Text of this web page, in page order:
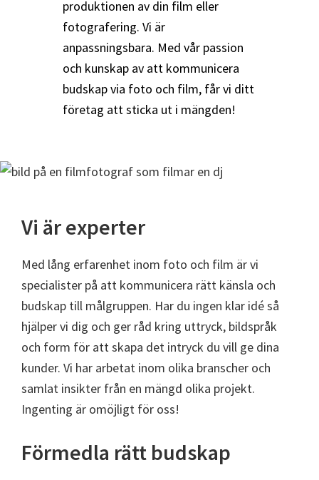
produktionen av din film eller
fotografering. Vi är
anpassningsbara. Med vår passion
och kunskap av att kommunicera
budskap via foto och film, får vi ditt
företag att sticka ut i mängden!
Vi är experter
Med lång erfarenhet inom foto och film är vi
specialister på att kommunicera rätt känsla och
budskap till målgruppen. Har du ingen klar idé så
hjälper vi dig och ger råd kring uttryck, bildspråk
och form för att skapa det intryck du vill ge dina
kunder. Vi har arbetat inom olika branscher och
samlat insikter från en mängd olika projekt.
Ingenting är omöjligt för oss!
Förmedla rätt budskap